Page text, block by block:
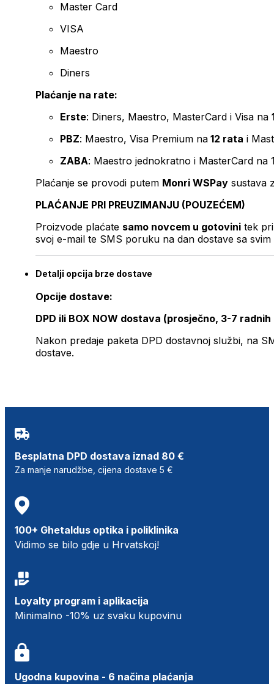
Master Card
VISA
Maestro
Diners
Plaćanje na rate:
Erste: Diners, Maestro, MasterCard i Visa na
PBZ: Maestro, Visa Premium na 12 rata i
ZABA: Maestro jednokratno i MasterCard na
Plaćanje se provodi putem Monri WSPay sustava
PLAĆANJE PRI PREUZIMANJU (POUZEĆEM)
Proizvode plaćate samo novcem u gotovini tek
svoj e-mail te SMS poruku na dan dostave sa svim
Detalji opcija brze dostave
Opcije dostave:
DPD ili BOX NOW dostava (prosječno, 3-7 radnih
Nakon predaje paketa DPD dostavnoj službi, na
dostave.
Besplatna DPD dostava iznad 80 €
Za manje narudžbe, cijena dostave 5 €
100+ Ghetaldus optika i poliklinika
Vidimo se bilo gdje u Hrvatskoj!
Loyalty program i aplikacija
Minimalno -10% uz svaku kupovinu
Ugodna kupovina - 6 načina plaćanja